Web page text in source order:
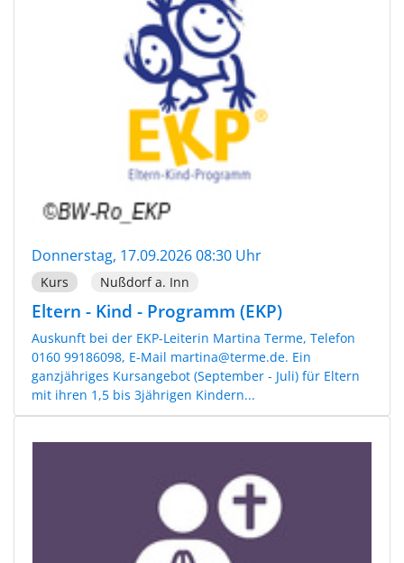
Donnerstag, 17.09.2026 08:30 Uhr
Kurs Nußdorf a. Inn
Eltern - Kind - Programm (EKP)
Auskunft bei der EKP-Leiterin Martina Terme, Telefon
0160 99186098, E-Mail martina@terme.de. Ein
ganzjähriges Kursangebot (September - Juli) für Eltern
mit ihren 1,5 bis 3jährigen Kindern...